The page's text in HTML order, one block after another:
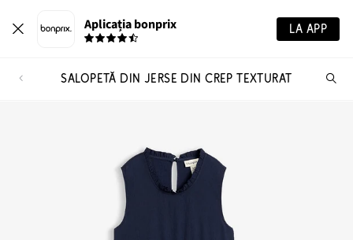
Aplicația bonprix LA APP
SALOPETĂ DIN JERSE DIN CREP TEXTURAT